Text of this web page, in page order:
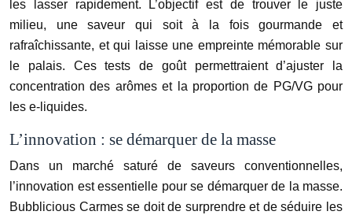
les lasser rapidement. L’objectif est de trouver le juste
milieu, une saveur qui soit à la fois gourmande et
rafraîchissante, et qui laisse une empreinte mémorable sur
le palais. Ces tests de goût permettraient d’ajuster la
concentration des arômes et la proportion de PG/VG pour
les e-liquides.
L’innovation : se démarquer de la masse
Dans un marché saturé de saveurs conventionnelles,
l’innovation est essentielle pour se démarquer de la masse.
Bubblicious Carmes se doit de surprendre et de séduire les